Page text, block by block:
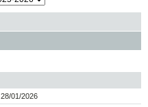
28/01/2026